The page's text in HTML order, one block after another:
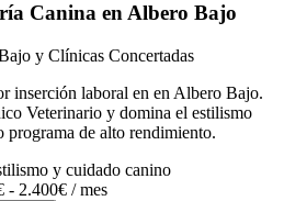
Canina en Albero Bajo
y Clínicas Concertadas
inserción laboral en en Albero Bajo.
Veterinario y domina el estilismo
de alto rendimiento.
y cuidado canino
- 2.400€ / mes